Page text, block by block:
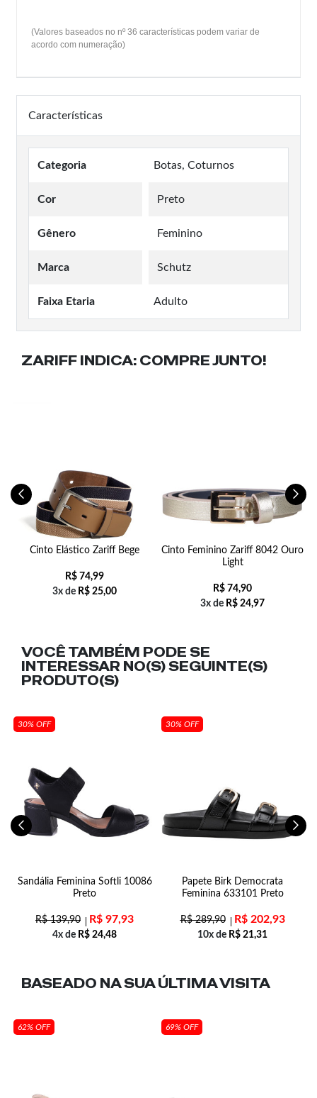
(Valores baseados no nº 36 características podem variar de
acordo com numeração)
Características
Categoria Botas, Coturnos
Cor Preto
Gênero Feminino
Marca Schutz
Faixa Etaria Adulto
ZARIFF INDICA: COMPRE JUNTO!
Cinto Elástico Zariff Bege
R$ 74,99
3x de R$ 25,00
Cinto Feminino Zariff 8042 Ouro
Light
R$ 74,90
3x de R$ 24,97
VOCÊ TAMBÉM PODE SE
INTERESSAR NO(S) SEGUINTE(S)
PRODUTO(S)
30% OFF
Sandália Feminina Softli 10086
Preto
R$139,90 R$ 97,93
4x de R$ 24,48
30% OFF
Papete Birk Democrata
Feminina 633101 Preto
R$289,90 R$202,93
10x de R$ 21,31
BASEADO NA SUAÚLTIMA VISITA
62% OFF 69% OFF